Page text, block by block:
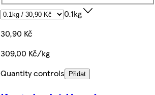
0.1kg
30,90 Kč
309,00 Kč/kg
Quantity controls
Přidat